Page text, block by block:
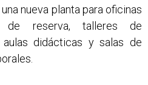
nueva planta para oficinas
de reserva, talleres de
didácticas y salas de